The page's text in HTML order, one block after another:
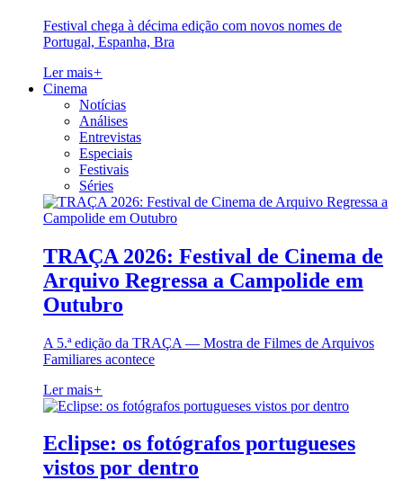
Festival chega à décima edição com novos nomes de
Portugal, Espanha, Bra
Ler mais+
Cinema
Notícias
Análises
Entrevistas
Especiais
Festivais
Séries
TRAÇA 2026: Festival de Cinema de
Arquivo Regressa a Campolide em
Outubro
A 5.ª edição da TRAÇA — Mostra de Filmes de Arquivos
Familiares acontece
Ler mais+
Eclipse: os fotógrafos portugueses
vistos por dentro